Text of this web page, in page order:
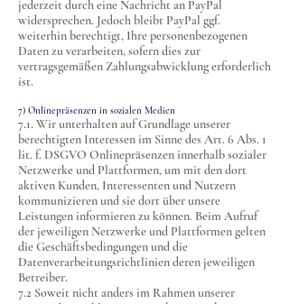
jederzeit durch eine Nachricht an PayPal
widersprechen. Jedoch bleibt PayPal ggf.
weiterhin berechtigt, Ihre personenbezogenen
Daten zu verarbeiten, sofern dies zur
vertragsgemäßen Zahlungsabwicklung erforderlich
ist.
7) Onlinepräsenzen in sozialen Medien
7.1. Wir unterhalten auf Grundlage unserer
berechtigten Interessen im Sinne des Art. 6 Abs. 1
lit. f. DSGVO Onlinepräsenzen innerhalb sozialer
Netzwerke und Plattformen, um mit den dort
aktiven Kunden, Interessenten und Nutzern
kommunizieren und sie dort über unsere
Leistungen informieren zu können. Beim Aufruf
der jeweiligen Netzwerke und Plattformen gelten
die Geschäftsbedingungen und die
Datenverarbeitungsrichtlinien deren jeweiligen
Betreiber.
7.2 Soweit nicht anders im Rahmen unserer